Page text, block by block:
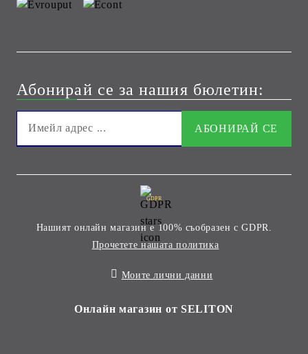
Абонирай се за нашия бюлетин:
GDPR
Нашият онлайн магазин е 100% съобразен с GDPR.
Прочетете нашата политика
Моите лични данни
Онлайн магазин от SELITON